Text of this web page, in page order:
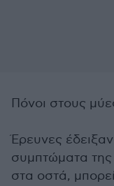
Πόνοι στους
Έρευνες
συμπτώματα της
στα οστά,